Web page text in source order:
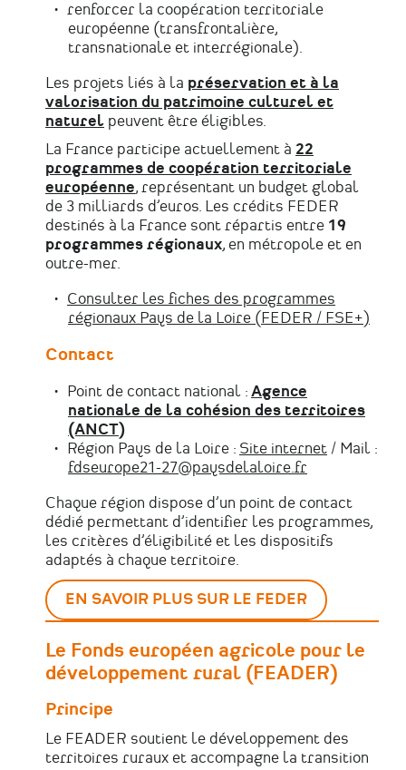
renforcer la coopération territoriale
européenne (transfrontalière,
transnationale et interrégionale).
Les projets liés à la préservation et à la
valorisation du patrimoine culturel et
naturel peuvent être éligibles.
La France participe actuellement à 22
programmes de coopération territoriale
européenne, représentant un budget global
de 3 milliards d’euros. Les crédits FEDER
destinés à la France sont répartis entre 19
programmes régionaux, en métropole et en
outre-mer.
Consulter les fiches des programmes
régionaux Pays de la Loire (FEDER / FSE+)
Contact
Point de contact national : Agence
nationale de la cohésion des territoires
(ANCT)
Région Pays de la Loire : Site internet / Mail :
fdseurope21-27@paysdelaloire.fr
Chaque région dispose d’un point de contact
dédié permettant d’identifier les programmes,
les critères d’éligibilité et les dispositifs
adaptés à chaque territoire.
EN SAVOIR PLUS SUR LE FEDER
Le Fonds européen agricole pour le
développement rural (FEADER)
Principe
Le FEADER soutient le développement des
territoires ruraux et accompagne la transition